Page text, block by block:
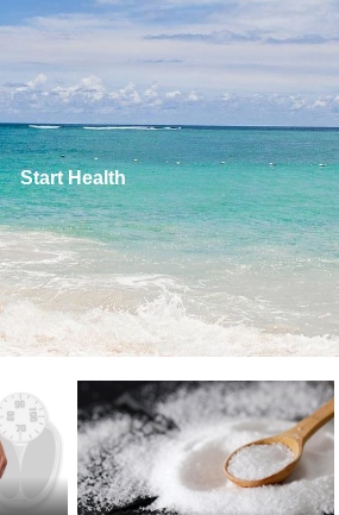
Start Health